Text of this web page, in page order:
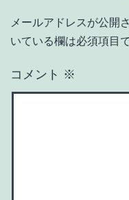
メールアドレスが公開
いている欄は必須項目
コメント ※